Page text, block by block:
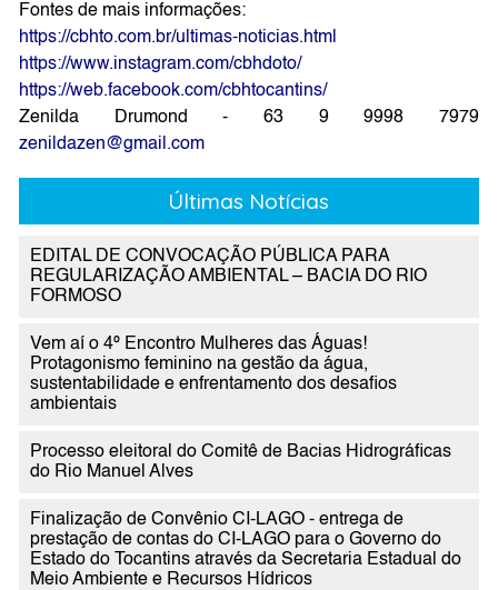
Fontes de mais informações:
https://cbhto.com.br/ultimas-noticias.html
https://www.instagram.com/cbhdoto/
https://web.facebook.com/cbhtocantins/
Zenilda Drumond - 63 9 9998 7979
zenildazen@gmail.com
Últimas Notícias
EDITAL DE CONVOCAÇÃO PÚBLICA PARA
REGULARIZAÇÃO AMBIENTAL – BACIA DO RIO
FORMOSO
Vem aí o 4º Encontro Mulheres das Águas!
Protagonismo feminino na gestão da água,
sustentabilidade e enfrentamento dos desafios
ambientais
Processo eleitoral do Comitê de Bacias Hidrográficas
do Rio Manuel Alves
Finalização de Convênio CI-LAGO - entrega de
prestação de contas do CI-LAGO para o Governo do
Estado do Tocantins através da Secretaria Estadual do
Meio Ambiente e Recursos Hídricos